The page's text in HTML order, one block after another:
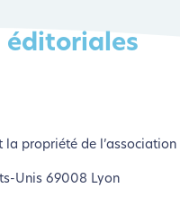
éditoriales
la propriété de l’association
Unis 69008 Lyon